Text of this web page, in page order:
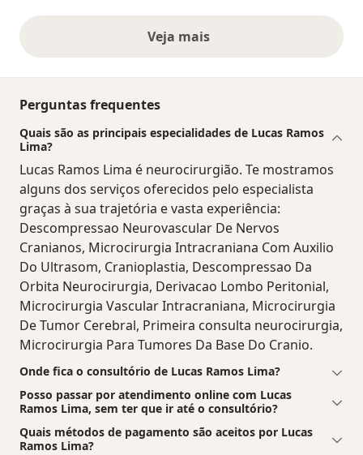
Veja maisopiniões acima
Perguntas frequentes
Quais são as principais especialidades de Lucas Ramos
Lima?
Lucas Ramos Lima é neurocirurgião. Te mostramos
alguns dos serviços oferecidos pelo especialista
graças à sua trajetória e vasta experiência:
Descompressao Neurovascular De Nervos
Cranianos, Microcirurgia Intracraniana Com Auxilio
Do Ultrasom, Cranioplastia, Descompressao Da
Orbita Neurocirurgia, Derivacao Lombo Peritonial,
Microcirurgia Vascular Intracraniana, Microcirurgia
De Tumor Cerebral, Primeira consulta neurocirurgia,
Microcirurgia Para Tumores Da Base Do Cranio.
Onde fica o consultório de Lucas Ramos Lima?
Posso passar por atendimento online com Lucas
Ramos Lima, sem ter que ir até o consultório?
Quais métodos de pagamento são aceitos por Lucas
Ramos Lima?